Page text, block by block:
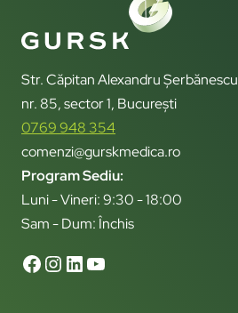
Str. Căpitan Alexandru Șerbănescu
nr. 85, sector 1, București
0769 948 354
comenzi@gurskmedica.ro
Program Sediu:
Luni - Vineri: 9:30 - 18:00
Sam - Dum: Închis